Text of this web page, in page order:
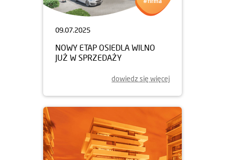
09.07.2025
NOWY ETAP OSIEDLA WILNO
JUŻ W SPRZEDAŻY
dowiedz się więcej